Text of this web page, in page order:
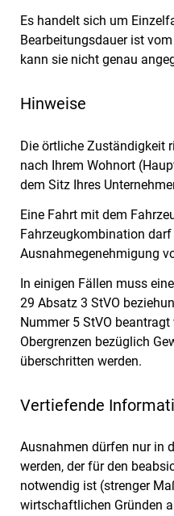
Es handelt sich um
Bearbeitungsdauer ist
kann sie nicht genau
Hinweise
Die örtliche Zuständigkeit
nach Ihrem Wohnort
dem Sitz Ihres
Eine Fahrt mit dem
Fahrzeugkombination
Ausnahmegenehmigung
In einigen Fällen muss
29 Absatz 3 StVO
Nummer 5 StVO
Obergrenzen bezüglich
überschritten werden.
Vertiefende
Ausnahmen dürfen nur in
werden, der für den
notwendig ist (strenger
wirtschaftlichen Gründen